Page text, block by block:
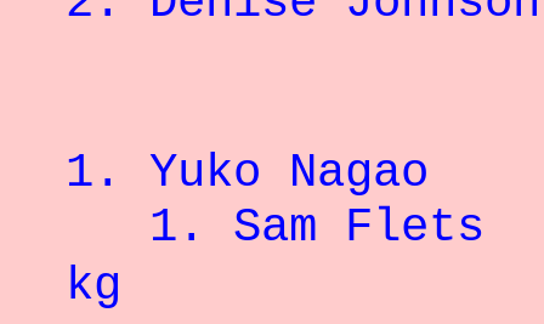
1. Yuko
1. Sam
kg